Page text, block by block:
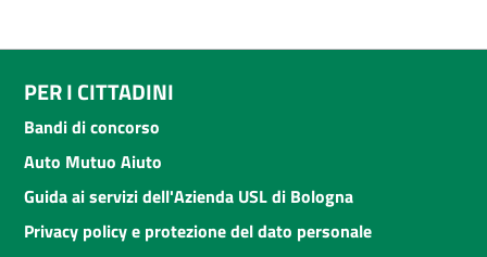
PER I CITTADINI
Bandi di concorso
Auto Mutuo Aiuto
Guida ai servizi dell'Azienda USL di Bologna
Privacy policy e protezione del dato personale